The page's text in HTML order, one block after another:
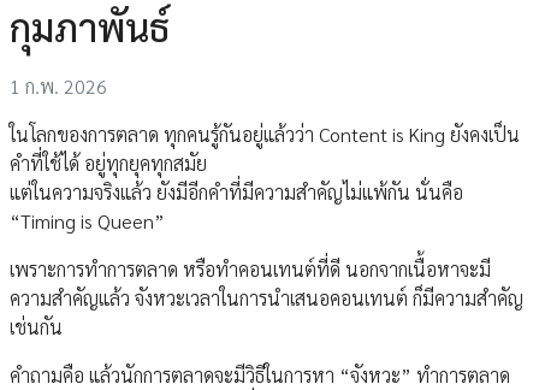
กุมภาพันธ์
1 ก.พ. 2026
ในโลกของการตลาด ทุกคนรู้กันอยู่แล้วว่า Content is King ยังคงเป็น
คำที่ใช้ได้ อยู่ทุกยุคทุกสมัย
แต่ในความจริงแล้ว ยังมีอีกคำที่มีความสำคัญไม่แพ้กัน นั่นคือ
“Timing is Queen”
เพราะการทำการตลาด หรือทำคอนเทนต์ที่ดี นอกจากเนื้อหาจะมี
ความสำคัญแล้ว จังหวะเวลาในการนำเสนอคอนเทนต์ ก็มีความสำคัญ
เช่นกัน
คำถามคือ แล้วนักการตลาดจะมีวิธีในการหา “จังหวะ” ทำการตลาด